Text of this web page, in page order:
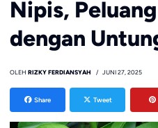
Nipis,
dengan
OLEH RIZKY FERDIANSYAH JUNI 27, 2025
Share Tweet